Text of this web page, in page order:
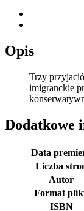
Opis
Trzy
imigranckie
Dodatkowe
Data
Liczba
Autor
Format
ISBN